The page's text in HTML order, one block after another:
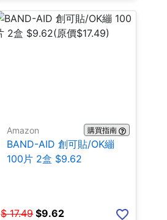
Amazon 購買指南
BAND-AID 創可貼/OK繃
100片 2盒 $9.62
$ 17.49 $9.62